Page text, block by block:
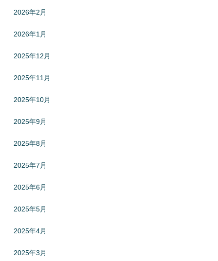
2026年2月
2026年1月
2025年12月
2025年11月
2025年10月
2025年9月
2025年8月
2025年7月
2025年6月
2025年5月
2025年4月
2025年3月